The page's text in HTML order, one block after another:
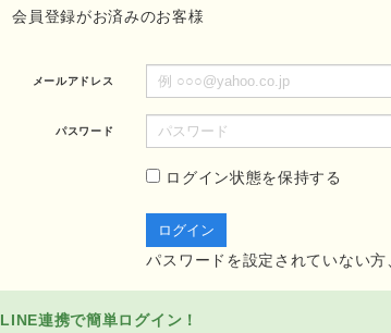
会員登録がお済みのお客様
メールアドレス
パスワード
ログイン状態を保持する
パスワードを設定されていない
LINE連携で簡単ログイン！